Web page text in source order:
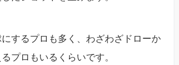
するプロも多く、わざわざドローか
プロもいるくらいです。